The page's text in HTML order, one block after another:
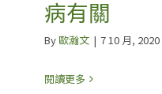
病有關
By歐瀚文 | 7 10 月, 2020
閱讀更多